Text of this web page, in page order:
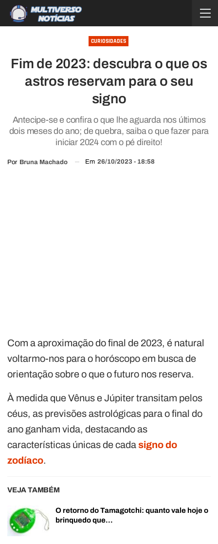
CURIOSIDADES
Fim de 2023: descubra o que os
astros reservam para o seu
signo
Antecipe-se e confira o que lhe aguarda nos últimos
dois meses do ano; de quebra, saiba o que fazer para
iniciar 2024 com o pé direito!
Por Bruna Machado Em 26/10/2023 - 18:58
Com a aproximação do final de 2023, é natural
voltarmo-nos para o horóscopo em busca de
orientação sobre o que o futuro nos reserva.
À medida que Vênus e Júpiter transitam pelos
céus, as previsões astrológicas para o final do
ano ganham vida, destacando as
características únicas de cadasigno do
zodíaco.
VEJA TAMBÉM
O retorno do Tamagotchi: quanto vale hoje o
brinquedo que…